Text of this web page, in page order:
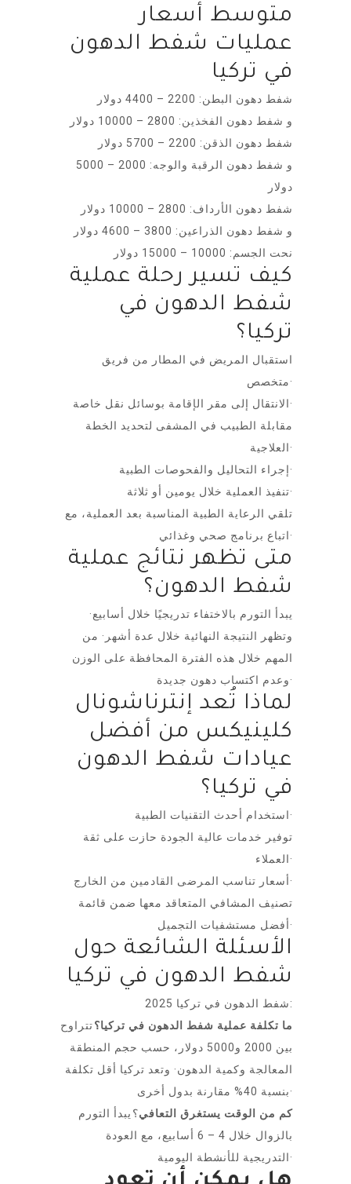
متوسط أسعار
عمليات شفط الدهون
في تركيا
شفط دهون البطن: 2200 – 4400 دولار
و شفط دهون الفخذين: 2800 – 10000 دولار
شفط دهون الذقن: 2200 – 5700 دولار
و شفط دهون الرقبة والوجه: 2000 – 5000
دولار
شفط دهون الأرداف: 2800 – 10000 دولار
و شفط دهون الذراعين: 3800 – 4600 دولار
نحت الجسم: 10000 – 15000 دولار
كيف تسير رحلة عملية
شفط الدهون في
تركيا؟
استقبال المريض في المطار من فريق
متخصص·
الانتقال إلى مقر الإقامة بوسائل نقل خاصة·
مقابلة الطبيب في المشفى لتحديد الخطة
العلاجية·
إجراء التحاليل والفحوصات الطبية·
تنفيذ العملية خلال يومين أو ثلاثة·
تلقي الرعاية الطبية المناسبة بعد العملية، مع
اتباع برنامج صحي وغذائي·
متى تظهر نتائج عملية
شفط الدهون؟
يبدأ التورم بالاختفاء تدريجيًا خلال أسابيع·
وتظهر النتيجة النهائية خلال عدة أشهر· من
المهم خلال هذه الفترة المحافظة على الوزن
وعدم اكتساب دهون جديدة·
لماذا تُعد إنترناشونال
كلينيكس من أفضل
عيادات شفط الدهون
في تركيا؟
استخدام أحدث التقنيات الطبية·
توفير خدمات عالية الجودة حازت على ثقة
العملاء·
أسعار تناسب المرضى القادمين من الخارج·
تصنيف المشافي المتعاقد معها ضمن قائمة
أفضل مستشفيات التجميل·
الأسئلة الشائعة حول
شفط الدهون في تركيا
شفط الدهون في تركيا 2025:
ما تكلفة عملية شفط الدهون في تركيا؟تتراوح
بين 2000 و5000 دولار، حسب حجم المنطقة
المعالجة وكمية الدهون· وتعد تركيا أقل تكلفة
بنسبة 40% مقارنة بدول أخرى·
كم من الوقت يستغرق التعافي؟ يبدأ التورم
بالزوال خلال 4 – 6 أسابيع، مع العودة
التدريجية للأنشطة اليومية·